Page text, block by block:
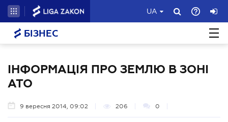
UA
БІЗНЕС
ІНФОРМАЦІЯ ПРО ЗЕМЛЮ В ЗОНІ
АТО
9 вересня 2014, 09:02 206 0